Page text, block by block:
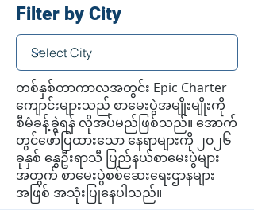
မှတ်ချက်- အကောင့်ဝင်ရန်
အထောက်အထားများ တောင်းဆိုပါ
က၊ သင့်ဘရောက်ဆာ၏ ကက်ရှ်ကို
ရှင်းလင်းပြီး လက်တွေ့စမ်းသပ်မှု ဝ
ဘ်စာမျက်နှာကို ပြန်လည်စတင်ပါ။
*နေရာထိုင်ခင်းများ လိုအပ်မည့်
ကျောင်းသားများအတွက် ခွင့်ပြုရန်
အလေ့အကျင့်မေးခွန်းများအတွက်
ရရှိနိုင်သော အွန်လိုင်းကိရိယာများ
(ဥပမာ- စာမှ-စကားပြော)။ လုပ်ငန်း
လည်ပတ်မှုအကဲဖြတ်မှုအတွက်
Filter by City
တစ်နှစ်တာကာလအတွင်း Epic Charter
ကျောင်းများသည် စာမေးပွဲအမျိုးမျိုးကို
စီမံခန့်ခွဲရန် လိုအပ်မည်ဖြစ်သည်။ အောက်
တွင်ဖော်ပြထားသော နေရာများကို ၂၀၂၆
ခုနှစ် နွေဦးရာသီ ပြည်နယ်စာမေးပွဲများ
အတွက် စာမေးပွဲစစ်ဆေးရေးဌာနများ
အဖြစ် အသုံးပြုနေပါသည်။